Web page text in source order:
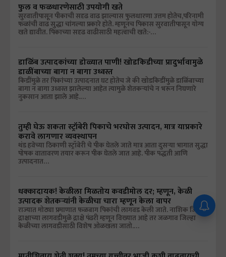
फुल व फळधारणेसाठी उपयोगी खते
सुरवातीपासून पीकाची सदृढ वाढ झाल्यास फुलधारणा उत्तम होतेच,परिनामी
फळांची वाढ सुद्धा चांगल्या प्रकारे होते. म्हणूनच पिकास सुरवातीपासून योग्य
खते द्यावीत. पिकाच्या सदृढ वाढीसाठी महत्वाची खते:-…
डाळिंब उत्पादकांच्या डोळ्यात पाणी! खोडकिडीच्या प्रादुर्भावामुळे
डाळींबाच्या बागा न बागा उध्वस्त
किडींमुळे तर पिकांच्या उत्पादनात घट होतेच जे की खोडकिडींमुळे डाळिंबाच्या
बागा न बागा उध्वस्त झालेल्या आहेत त्यामुळे शेतकऱ्यांचे न भरून निघणारे
नुकसान आता झाले आहे.…
तुम्ही घेऊ शकता स्ट्रॉबेरी पिकाचे भरघोस उत्पादन, मात्र याप्रकारे
करावे लागणार व्यवस्थापन
थंड हवेच्या ठिकाणी स्ट्रॉबेरी चे पीक घेतले जाते मात्र आता दुसऱ्या भागात सुद्धा
पोषक वातावरण तयार करून पीक घेतले जात आहे. पीक पद्धती आणि
उत्पादनात…
धक्कादायक! केळीला मिळतोय कवडीमोल दर; म्हणून, केळी
उत्पादक शेतकऱ्यांनी केळीचा चारा म्हणून केला वापर
राज्यात मोठ्या प्रमाणात फळबाग पिकांची लागवड केली जाते. नाशिक जिल्हा
द्राक्षाच्या लागवडीमुळे द्राक्षे पंढरी म्हणून विख्यात आहे तर जळगाव जिल्हा
केळीच्या लागवडीसाठी विशेष ओळखला जातो.…